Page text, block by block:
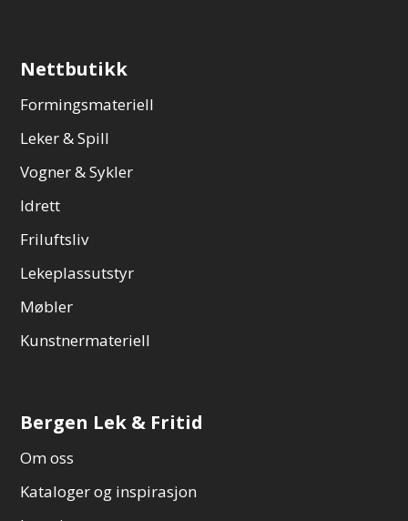
Nettbutikk
Formingsmateriell
Leker & Spill
Vogner & Sykler
Idrett
Friluftsliv
Lekeplassutstyr
Møbler
Kunstnermateriell
Bergen Lek & Fritid
Om oss
Kataloger og inspirasjon